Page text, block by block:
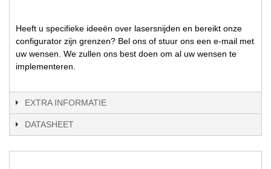
Heeft u specifieke ideeën over lasersnijden en bereikt onze
configurator zijn grenzen? Bel ons of stuur ons een e-mail met
uw wensen. We zullen ons best doen om al uw wensen te
implementeren.
EXTRA INFORMATIE
DATASHEET